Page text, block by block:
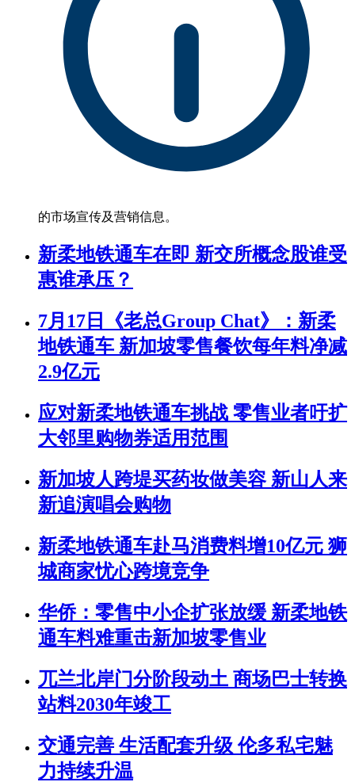
的市场宣传及营销信息。
新柔地铁通车在即 新交所概念股谁受
惠谁承压？
7月17日《老总Group Chat》：新柔
地铁通车 新加坡零售餐饮每年料净减
2.9亿元
应对新柔地铁通车挑战 零售业者吁扩
大邻里购物券适用范围
新加坡人跨堤买药妆做美容 新山人来
新追演唱会购物
新柔地铁通车赴马消费料增10亿元 狮
城商家忧心跨境竞争
华侨：零售中小企扩张放缓 新柔地铁
通车料难重击新加坡零售业
兀兰北岸门分阶段动土 商场巴士转换
站料2030年竣工
交通完善 生活配套升级 伦多私宅魅
力持续升温